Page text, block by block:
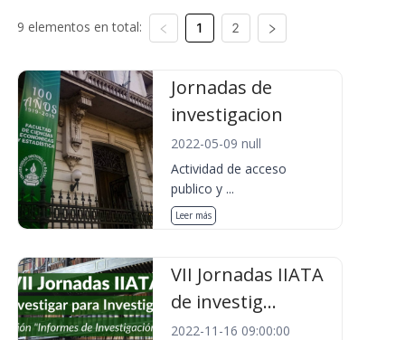
9 elementos en total: 1 2
Jornadas de
investigacion
2022-05-09 null
Actividad de acceso
publico y ...
Leer más
VII Jornadas IIATA
de investig...
2022-11-16 09:00:00